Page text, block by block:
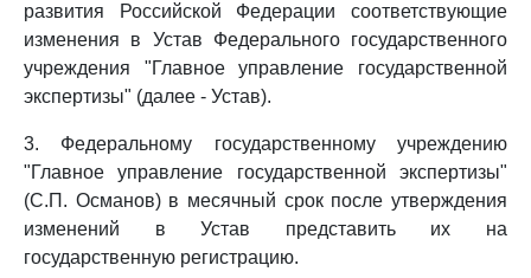
развития Российской Федерации соответствующие
изменения в Устав Федерального государственного
учреждения "Главное управление государственной
экспертизы" (далее - Устав).
3. Федеральному государственному учреждению
"Главное управление государственной экспертизы"
(С.П. Османов) в месячный срок после утверждения
изменений в Устав представить их на
государственную регистрацию.